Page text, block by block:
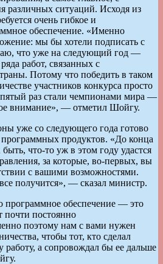
различных ситуаций. Исходя из
очень гибкое и
обеспечение. «Именно
мы бы хотели подписать с
что уже на следующий год —
работ, связанных с
Потому что победить в таком
участников конкурса просто
пятый раз стали чемпионами мира —
внимание», — отметил Шойгу.
уже со следующего года готово
программных продуктов. «До конца
что-то уж в этом году удастся
за которые, во-первых, вы
с вашими возможностями.
получится», — сказал министр.
программное обеспечение — это
почти постоянно
поэтому нам с вами нужен
чтобы тот, кто сделал
работу, а сопровождал бы ее дальше